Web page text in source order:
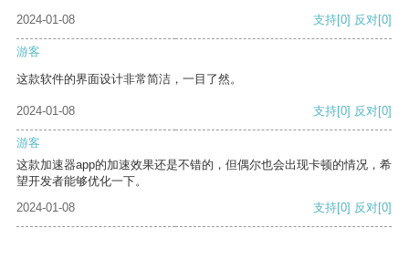
2024-01-08
支持[0] 反对[0]
游客
这款软件的界面设计非常简洁，一目了然。
2024-01-08 支持[0] 反对[0]
游客
这款加速器app的加速效果还是不错的，但偶尔也会出现卡顿的情况，希
望开发者能够优化一下。
2024-01-08
支持[0] 反对[0]